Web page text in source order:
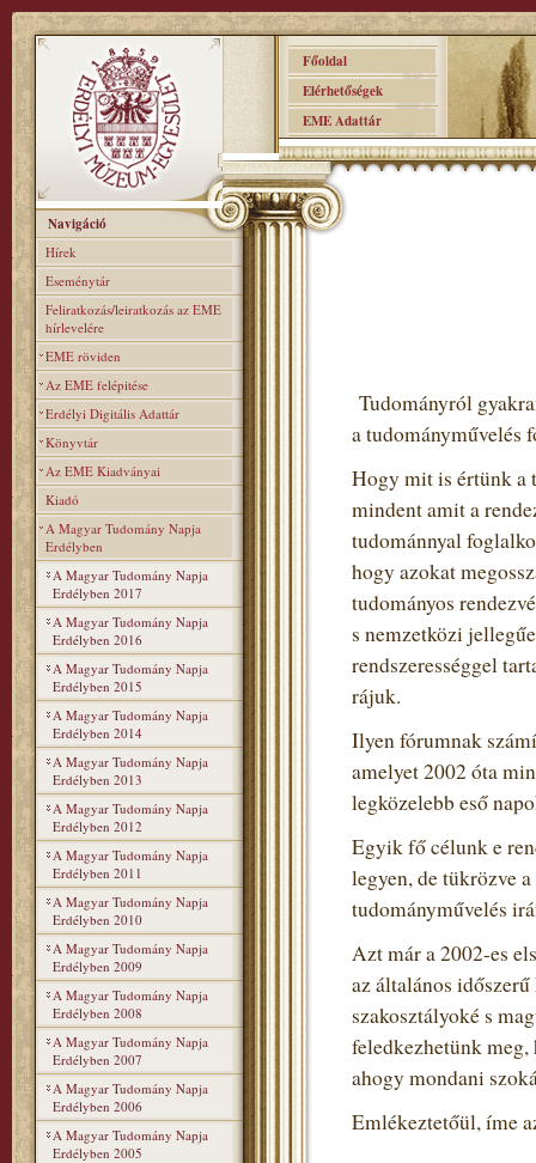
Főoldal
Elérhetőségek
EME Adattár
Navigáció
Hírek
Eseménytár
Feliratkozás/leiratkozás az EME
hírlevelére
EME röviden
Az EME felépitése
Erdélyi Digitális Adattár
Könyvtár
Az EME Kiadványai
Kiadó
A Magyar Tudomány Napja
Erdélyben
A Magyar Tudomány Napja
Erdélyben 2017
A Magyar Tudomány Napja
Erdélyben 2016
A Magyar Tudomány Napja
Erdélyben 2015
A Magyar Tudomány Napja
Erdélyben 2014
A Magyar Tudomány Napja
Erdélyben 2013
A Magyar Tudomány Napja
Erdélyben 2012
A Magyar Tudomány Napja
Erdélyben 2011
A Magyar Tudomány Napja
Erdélyben 2010
A Magyar Tudomány Napja
Erdélyben 2009
A Magyar Tudomány Napja
Erdélyben 2008
A Magyar Tudomány Napja
Erdélyben 2007
A Magyar Tudomány Napja
Erdélyben 2006
A Magyar Tudomány Napja
Erdélyben 2005
Tudományról
a tudományművelés
Hogy mit is értünk a
mindent amit a
tudománnyal
hogy azokat
tudományos
s nemzetközi
rendszerességgel
rájuk.
Ilyen fórumnak
amelyet 2002 óta
legközelebb eső
Egyik fő célunk e
legyen, de tükrözve
tudományművelés
Azt már a 2002-es
az általános
szakosztályoké s
feledkezhetünk meg,
ahogy mondani
Emlékeztetőül, íme